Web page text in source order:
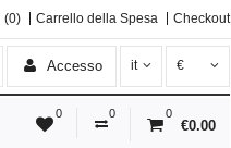
(0) Carrello della Spesa Checkout
Accesso it €
0 0 0
€0.00